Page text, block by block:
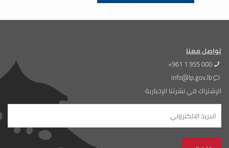
تواصل معنا
+961 1 955 000
info@lp.gov.lb
الإشتراك في نشرتنا الإخبارية